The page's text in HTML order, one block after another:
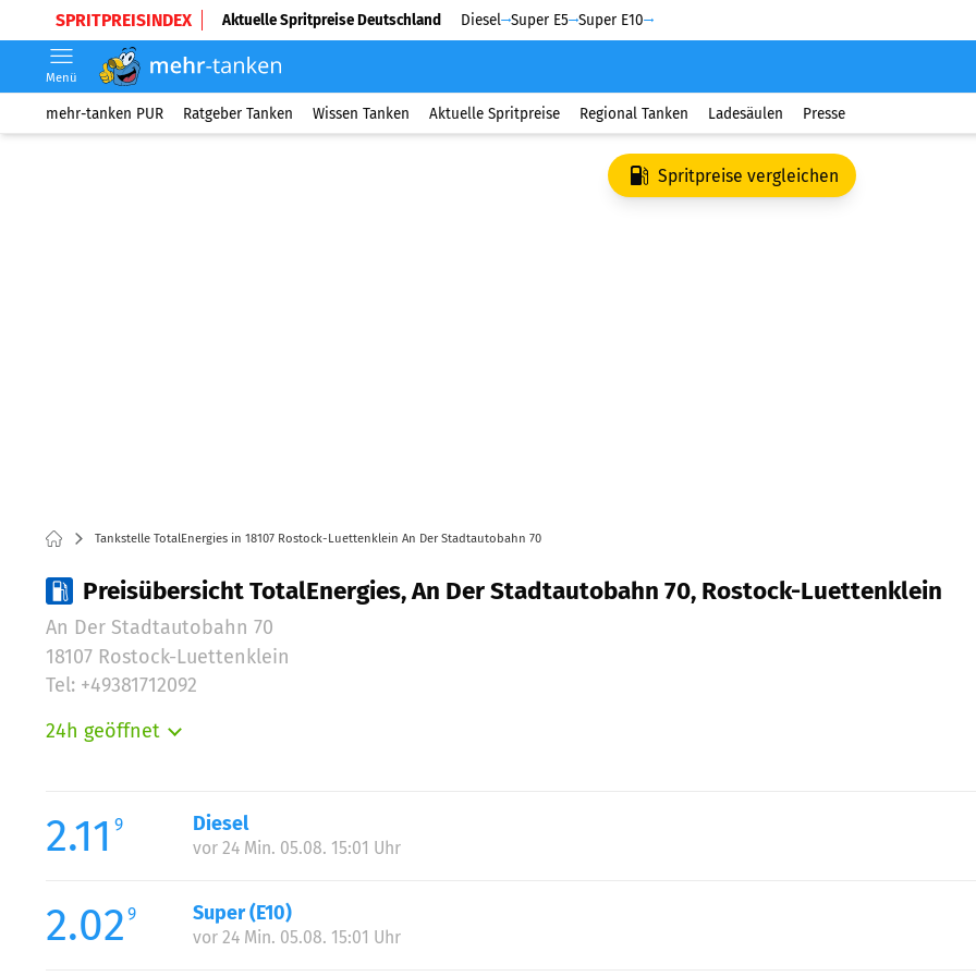
SPRITPREISINDEX Aktuelle Spritpreise Deutschland Diesel Super E5 Super E10
Menü
mehr-tanken PUR Ratgeber Tanken Wissen Tanken Aktuelle Spritpreise Regional Tanken Ladesäulen Presse
Spritpreise vergleichen
Tankstelle TotalEnergies in 18107 Rostock-Luettenklein An Der Stadtautobahn 70
Preisübersicht TotalEnergies, An Der Stadtautobahn 70, Rostock-Luettenklein
An Der Stadtautobahn 70
18107 Rostock-Luettenklein
Tel: +49381712092
24h geöffnet
Mittwoch:
Donnerstag:
Samstag:
Sonntag:
2.11 9 Diesel
vor 24 Min. 05.08. 15:01 Uhr
2.02 9 Super (E10)
vor 24 Min. 05.08. 15:01 Uhr